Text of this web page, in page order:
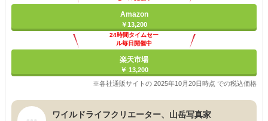
Amazon
￥13,200
24時間タイムセー
ル毎日開催中
楽天市場
￥ 13,200
※各社通販サイトの 2025年10月20日時点 での税込価格
ワイルドライフクリエーター、山岳写真家